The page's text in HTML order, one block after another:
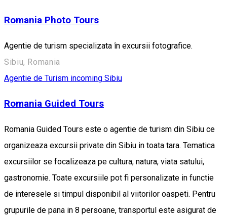
Romania Photo Tours
Agentie de turism specializata în excursii fotografice.
Sibiu, Romania
Agentie de Turism incoming Sibiu
Romania Guided Tours
Romania Guided Tours este o agentie de turism din Sibiu ce
organizeaza excursii private din Sibiu in toata tara. Tematica
excursiilor se focalizeaza pe cultura, natura, viata satului,
gastronomie. Toate excursiile pot fi personalizate in functie
de interesele si timpul disponibil al viitorilor oaspeti. Pentru
grupurile de pana in 8 persoane, transportul este asigurat de